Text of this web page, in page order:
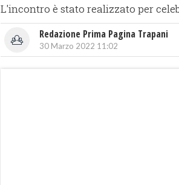
L'incontro è stato realizzato per
Redazione Prima Pagina Trapani
30 Marzo 2022 11:02